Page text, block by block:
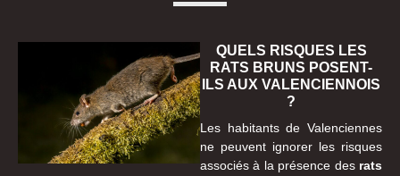
QUELS RISQUES LES
RATS BRUNS POSENT-
ILS AUX VALENCIENNOIS
?
Les habitants de Valenciennes
ne peuvent ignorer les risques
associés à la présence des rats